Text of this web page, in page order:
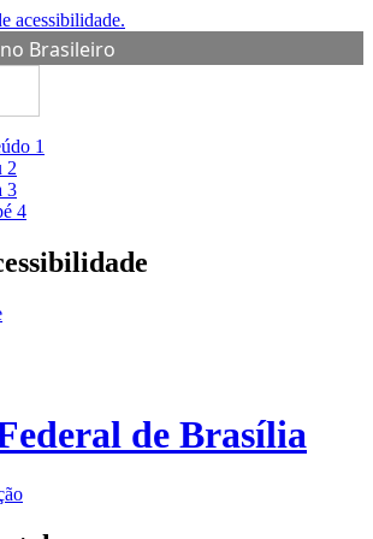
acessibilidade.
Brasileiro
1
2
3
4
de Brasília